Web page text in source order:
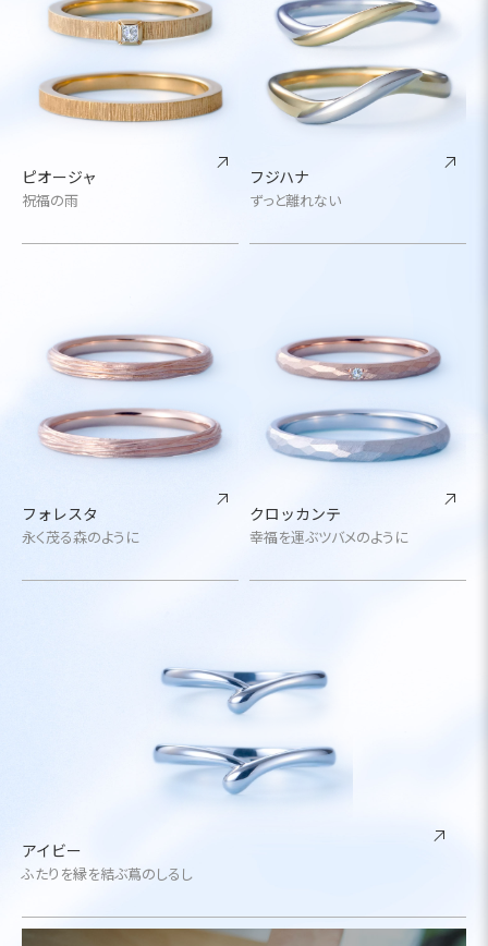
ピオージャ
祝福の雨
フジハナ
ずっと離れない
フォレスタ
永く茂る森のように
アイビー
ふたりを縁を結ぶ蔦のしるし
クロッカンテ
幸福を運ぶツバメのように